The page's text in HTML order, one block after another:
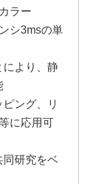
ラー
シ3msの単
により、静
ング、リ
に応用可
同研究をベ